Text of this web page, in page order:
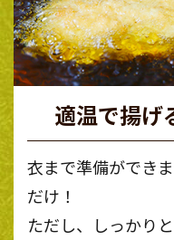
適温で揚げ
衣まで準備ができ
だけ！
ただし、しっかり